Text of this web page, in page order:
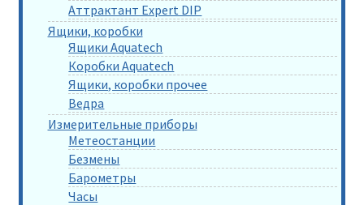
Аттрактант Expert DIP
Ящики, коробки
Ящики Aquatech
Коробки Aquatech
Ящики, коробки прочее
Ведра
Измерительные приборы
Метеостанции
Безмены
Барометры
Часы